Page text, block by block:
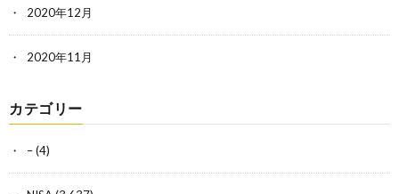
2020年12月
2020年11月
カテゴリー
–(4)